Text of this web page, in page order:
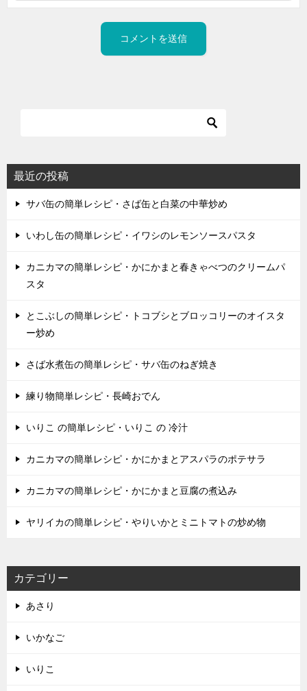
最近の投稿
サバ缶の簡単レシピ・さば缶と白菜の中華炒め
いわし缶の簡単レシピ・イワシのレモンソースパスタ
カニカマの簡単レシピ・かにかまと春きゃべつのクリームパ
スタ
とこぶしの簡単レシピ・トコブシとブロッコリーのオイスタ
ー炒め
さば水煮缶の簡単レシピ・サバ缶のねぎ焼き
練り物簡単レシピ・長崎おでん
いりこ の簡単レシピ・いりこ の 冷汁
カニカマの簡単レシピ・かにかまとアスパラのポテサラ
カニカマの簡単レシピ・かにかまと豆腐の煮込み
ヤリイカの簡単レシピ・やりいかとミニトマトの炒め物
カテゴリー
あさり
いかなご
いりこ